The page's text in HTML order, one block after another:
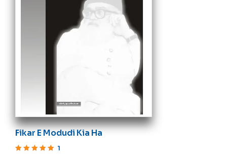
Fikar E Modudi Kia Ha
1